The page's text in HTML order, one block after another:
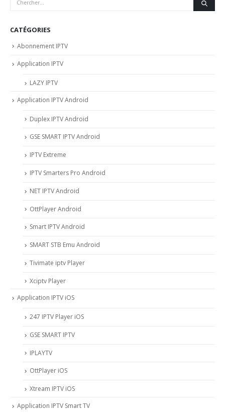
CATÉGORIES
Abonnement IPTV
Application IPTV
LAZY IPTV
Application IPTV Android
Duplex IPTV Android
GSE SMART IPTV Android
IPTV Extreme
IPTV Smarters Pro Android
NET IPTV Android
OttPlayer Android
Smart IPTV Android
SMART STB Emu Android
Tivimate iptv Player
Xciptv Player
Application IPTV iOS
247 IPTV Player iOS
‎GSE SMART IPTV
IPLAYTV
OttPlayer iOS
Xtream IPTV iOS
Application IPTV Smart TV